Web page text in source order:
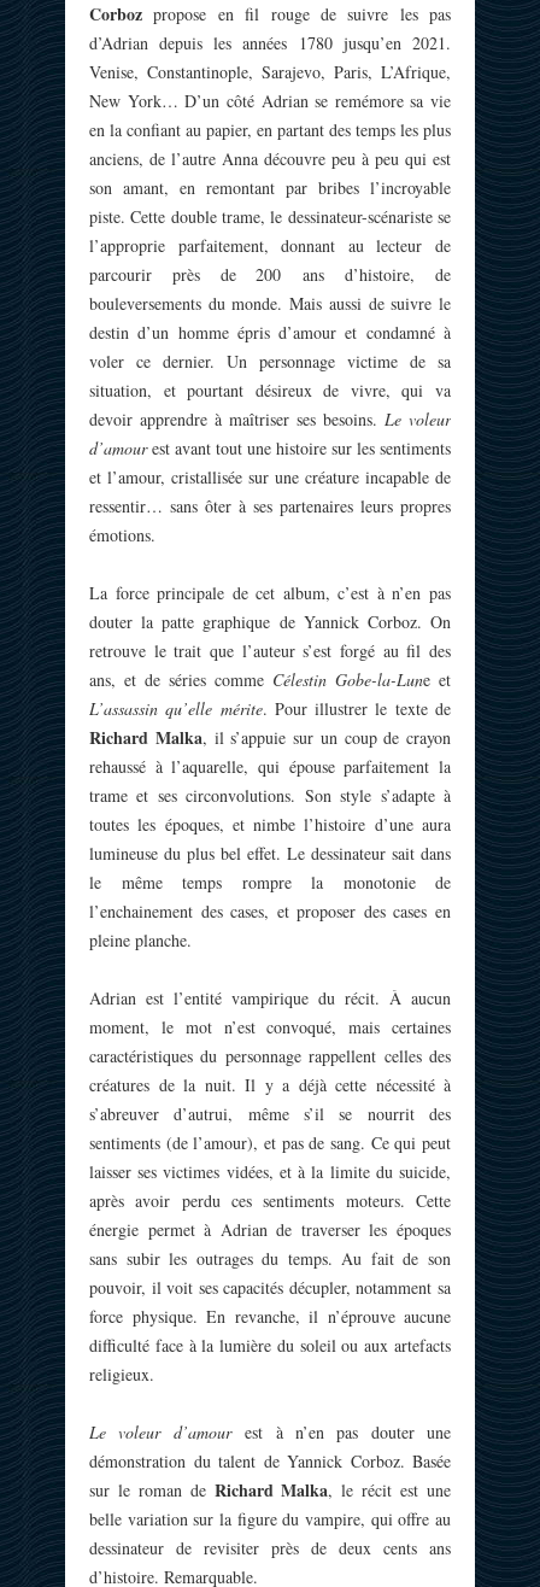
Corboz propose en fil rouge de suivre les pas
d’Adrian depuis les années 1780 jusqu’en 2021.
Venise, Constantinople, Sarajevo, Paris, L’Afrique,
New York… D’un côté Adrian se remémore sa vie
en la confiant au papier, en partant des temps les plus
anciens, de l’autre Anna découvre peu à peu qui est
son amant, en remontant par bribes l’incroyable
piste. Cette double trame, le dessinateur-scénariste se
l’approprie parfaitement, donnant au lecteur de
parcourir près de 200 ans d’histoire, de
bouleversements du monde. Mais aussi de suivre le
destin d’un homme épris d’amour et condamné à
voler ce dernier. Un personnage victime de sa
situation, et pourtant désireux de vivre, qui va
devoir apprendre à maîtriser ses besoins. Le voleur
d’amourest avant tout une histoire sur les sentiments
et l’amour, cristallisée sur une créature incapable de
ressentir… sans ôter à ses partenaires leurs propres
émotions.
La force principale de cet album, c’est à n’en pas
douter la patte graphique de Yannick Corboz. On
retrouve le trait que l’auteur s’est forgé au fil des
ans, et de séries comme Célestin Gobe-la-Lune et
L’assassin qu’elle mérite. Pour illustrer le texte de
Richard Malka, il s’appuie sur un coup de crayon
rehaussé à l’aquarelle, qui épouse parfaitement la
trame et ses circonvolutions. Son style s’adapte à
toutes les époques, et nimbe l’histoire d’une aura
lumineuse du plus bel effet. Le dessinateur sait dans
le même temps rompre la monotonie de
l’enchainement des cases, et proposer des cases en
pleine planche.
Adrian est l’entité vampirique du récit. À aucun
moment, le mot n’est convoqué, mais certaines
caractéristiques du personnage rappellent celles des
créatures de la nuit. Il y a déjà cette nécessité à
s’abreuver d’autrui, même s’il se nourrit des
sentiments (de l’amour), et pas de sang. Ce qui peut
laisser ses victimes vidées, et à la limite du suicide,
après avoir perdu ces sentiments moteurs. Cette
énergie permet à Adrian de traverser les époques
sans subir les outrages du temps. Au fait de son
pouvoir, il voit ses capacités décupler, notamment sa
force physique. En revanche, il n’éprouve aucune
difficulté face à la lumière du soleil ou aux artefacts
religieux.
Le voleur d’amourest à n’en pas douter une
démonstration du talent de Yannick Corboz. Basée
sur le roman de Richard Malka, le récit est une
belle variation sur la figure du vampire, qui offre au
dessinateur de revisiter près de deux cents ans
d’histoire. Remarquable.